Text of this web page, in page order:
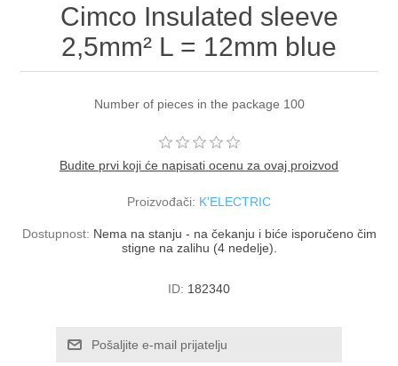
Cimco Insulated sleeve
2,5mm² L = 12mm blue
Number of pieces in the package 100
Budite prvi koji će napisati ocenu za ovaj proizvod
Proizvođači: K'ELECTRIC
Dostupnost: Nema na stanju - na čekanju i biće isporučeno čim
stigne na zalihu (4 nedelje).
ID: 182340